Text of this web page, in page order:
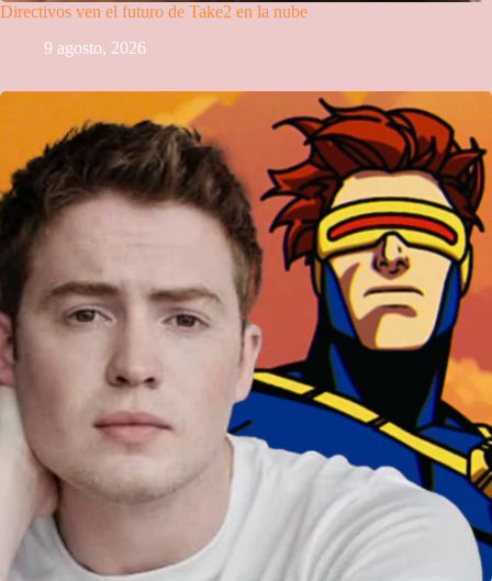
Directivos ven el futuro de Take2 en la nube
9 agosto, 2026